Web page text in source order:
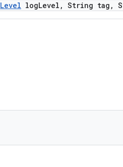
Level logLevel , String tag ,